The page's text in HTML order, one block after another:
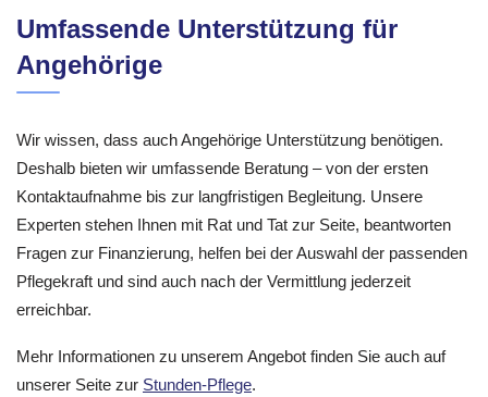
Umfassende Unterstützung für
Angehörige
Wir wissen, dass auch Angehörige Unterstützung benötigen.
Deshalb bieten wir umfassende Beratung – von der ersten
Kontaktaufnahme bis zur langfristigen Begleitung. Unsere
Experten stehen Ihnen mit Rat und Tat zur Seite, beantworten
Fragen zur Finanzierung, helfen bei der Auswahl der passenden
Pflegekraft und sind auch nach der Vermittlung jederzeit
erreichbar.
Mehr Informationen zu unserem Angebot finden Sie auch auf
unserer Seite zur Stunden-Pflege.